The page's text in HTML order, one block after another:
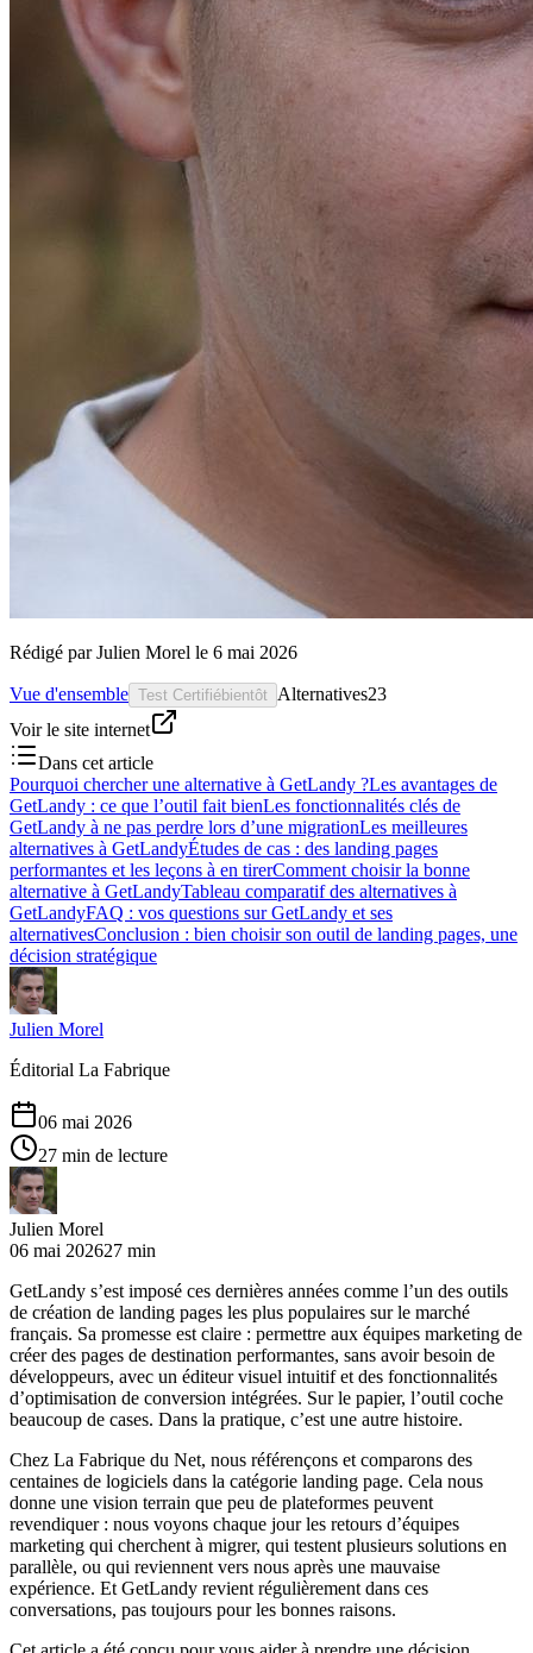
Rédigé par Julien Morel le 6 mai 2026
Vue d'ensemble Test Certifiébientôt Alternatives23
Voir le site internet
Dans cet article
Pourquoi chercher une alternative à GetLandy ?Les avantages de
GetLandy : ce que l’outil fait bienLes fonctionnalités clés de
GetLandy à ne pas perdre lors d’une migrationLes meilleures
alternatives à GetLandyÉtudes de cas : des landing pages
performantes et les leçons à en tirerComment choisir la bonne
alternative à GetLandyTableau comparatif des alternatives à
GetLandyFAQ : vos questions sur GetLandy et ses
alternativesConclusion : bien choisir son outil de landing pages, une
décision stratégique
Julien Morel
Éditorial La Fabrique
06 mai 2026
27 min de lecture
Julien Morel
06 mai 202627 min
GetLandy s’est imposé ces dernières années comme l’un des outils
de création de landing pages les plus populaires sur le marché
français. Sa promesse est claire : permettre aux équipes marketing de
créer des pages de destination performantes, sans avoir besoin de
développeurs, avec un éditeur visuel intuitif et des fonctionnalités
d’optimisation de conversion intégrées. Sur le papier, l’outil coche
beaucoup de cases. Dans la pratique, c’est une autre histoire.
Chez La Fabrique du Net, nous référençons et comparons des
centaines de logiciels dans la catégorie landing page. Cela nous
donne une vision terrain que peu de plateformes peuvent
revendiquer : nous voyons chaque jour les retours d’équipes
marketing qui cherchent à migrer, qui testent plusieurs solutions en
parallèle, ou qui reviennent vers nous après une mauvaise
expérience. Et GetLandy revient régulièrement dans ces
conversations, pas toujours pour les bonnes raisons.